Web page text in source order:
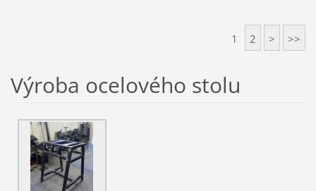
1 2 > >>
Výroba ocelového stolu